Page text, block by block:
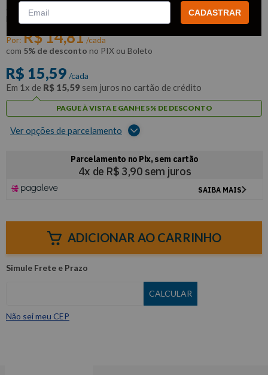
ST13312SC
SATA
Por: R$14,81/cada
com 5% de desconto no PIX ou Boleto
R$ 15,59 /cada
Em 1x de R$ 15,59 sem juros no cartão de crédito
PAGUE À VISTA E GANHE 5% DE DESCONTO
Ver opções de parcelamento
ADICIONAR AO CARRINHO
Não sei meu CEP
CADASTRAR